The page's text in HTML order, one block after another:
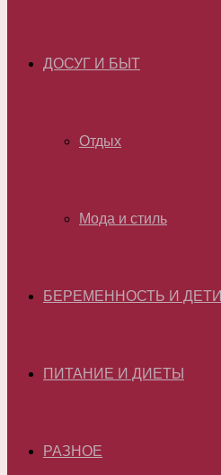
ДОСУГ И БЫТ
Отдых
Мода и стиль
БЕРЕМЕННОСТЬ И ДЕТИ
ПИТАНИЕ И ДИЕТЫ
РАЗНОЕ